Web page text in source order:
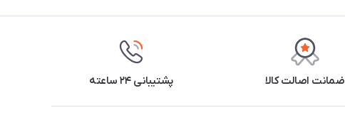
ضمانت اصالت کالا پشتیبانی ۲۴ ساعته